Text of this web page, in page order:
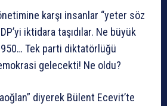
karşı insanlar “yeter söz
iktidara taşıdılar. Ne büyük
Tek parti diktatörlüğü
gelecekti! Ne oldu?
diyerek Bülent Ecevit’te